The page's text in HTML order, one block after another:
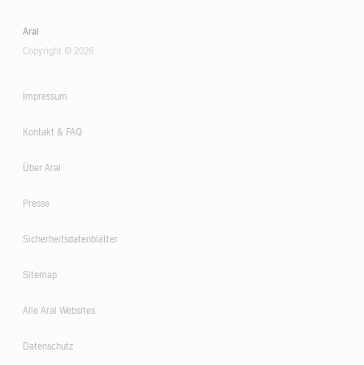
Aral
Copyright © 2026
Impressum
Kontakt & FAQ
Über Aral
Presse
Sicherheitsdatenblätter
Sitemap
Alle Aral Websites
Datenschutz